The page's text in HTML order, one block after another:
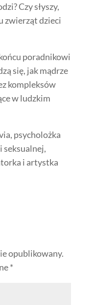
Czy słyszy,
zwierząt dzieci
poradnikowi
się, jak mądrze
kompleksów
w ludzkim
psycholożka
seksualnej,
i artystka
opublikowany.
*